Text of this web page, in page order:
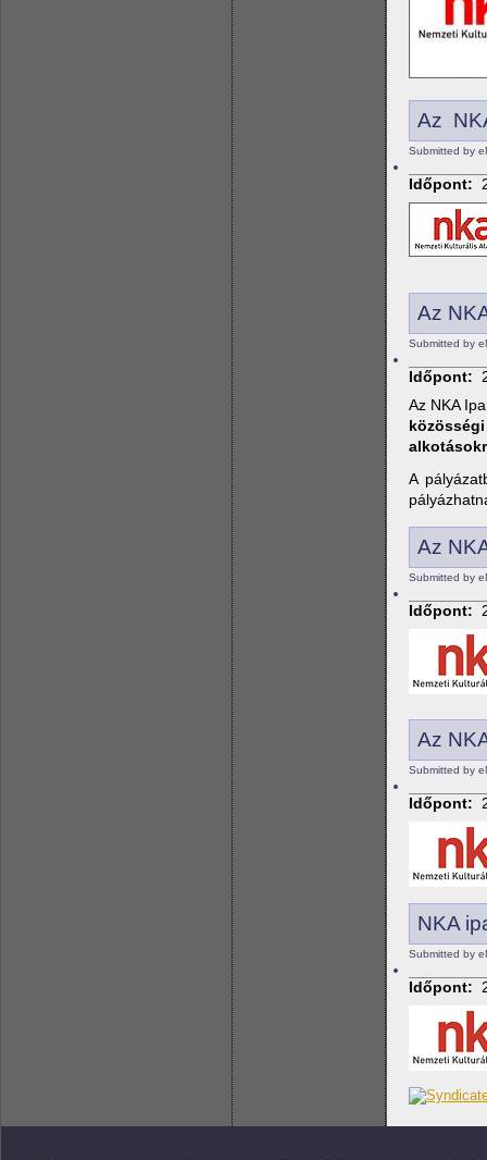
Az
Submitted by
Időpont:
Az
Submitted by
Időpont:
Az NKA
A
Az
Submitted by
Időpont:
Az
Submitted by
Időpont:
NKA
Submitted by
Időpont: